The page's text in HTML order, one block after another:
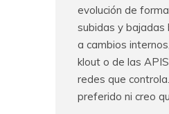
evolución de
subidas y bajadas
a cambios
klout o de las
redes que
preferido ni creo